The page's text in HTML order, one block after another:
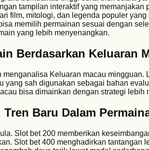
tampilan interaktif yang memanjakan
film, mitologi, dan legenda populer
memilih permainan sesuai dengan
yang lebih menyenangkan.
Berdasarkan Keluaran
menganalisa Keluaran macau mingguan.
yang sah digunakan sebagai bahan
bisa dimainkan dengan strategi lebih
Baru Dalam
Slot bet 200 memberikan
Slot bet 400 menghadirkan tantangan